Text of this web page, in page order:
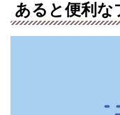
あると便利な